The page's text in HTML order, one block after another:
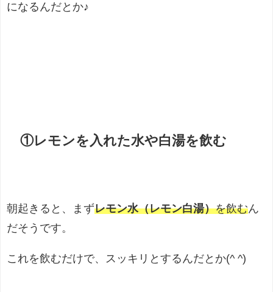
になるんだとか♪
①レモンを入れた水や白湯を飲む
朝起きると、まずレモン水（レモン白湯）を飲むん
だそうです。
これを飲むだけで、スッキリとするんだとか(^ ^)